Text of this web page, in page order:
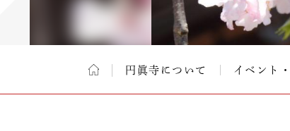
円眞寺について イベント